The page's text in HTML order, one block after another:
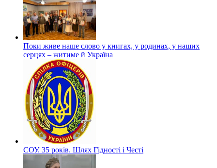
Поки живе наше слово у книгах, у родинах, у наших
серцях – житиме й Україна
СОУ. 35 років. Шлях Гідності і Честі